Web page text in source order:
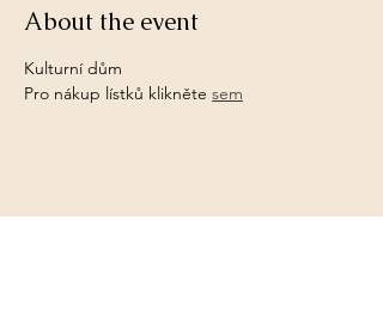
About the event
Kulturní dům
Pro nákup lístků klikněte sem
Share this event